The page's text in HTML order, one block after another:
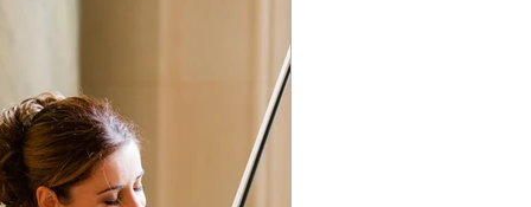
les plus iconiques de n